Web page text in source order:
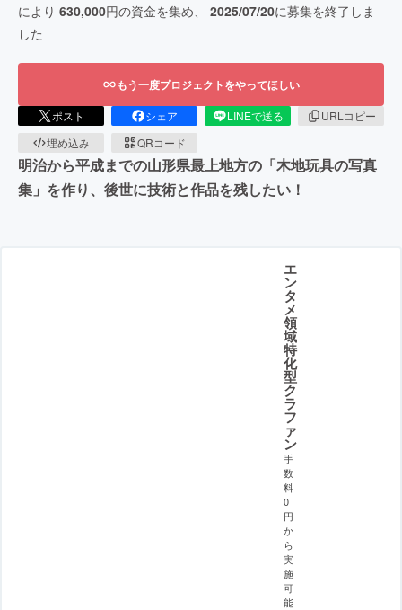
により 630,000円の資金を集め、 2025/07/20に募集を終了しま
した
もう一度プロジェクトをやってほしい
ポスト シェア LINEで送る
URLコピー
埋め込み
QRコード
明治から平成までの山形県最上地方の「木地玩具の写真
集」を作り、後世に技術と作品を残したい！
エ
ン
タ
メ
領
域
特
化
型
ク
ラ
フ
ァ
ン
手
数
料
0
円
か
ら
実
施
可
能